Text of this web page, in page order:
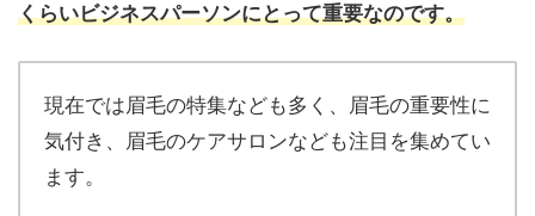
くらいビジネスパーソンにとって重要なのです。
現在では眉毛の特集なども多く、眉毛の重要性に
気付き、眉毛のケアサロンなども注目を集めてい
ます。